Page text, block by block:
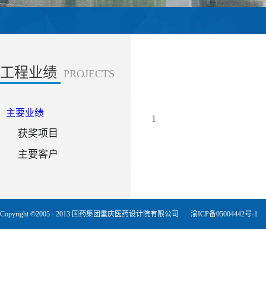
工程业绩 PROJECTS
主要业绩
获奖项目
主要客户
1
Copyright ©2005 - 2013 国药集团重庆医药设计院有限公司 渝ICP备05004442号-1